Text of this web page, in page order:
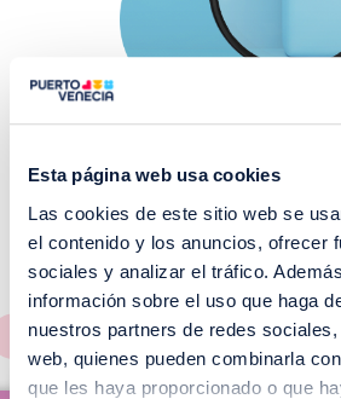
Esta página web usa cookies
Las cookies de este sitio web se
el contenido y los anuncios, ofrecer
sociales y analizar el tráfico.
información sobre el uso que haga
nuestros partners de redes
web, quienes pueden combinarla
que les haya proporcionado o que
¡No te pierdas nuestros
EVENTOS!
Ver todos >